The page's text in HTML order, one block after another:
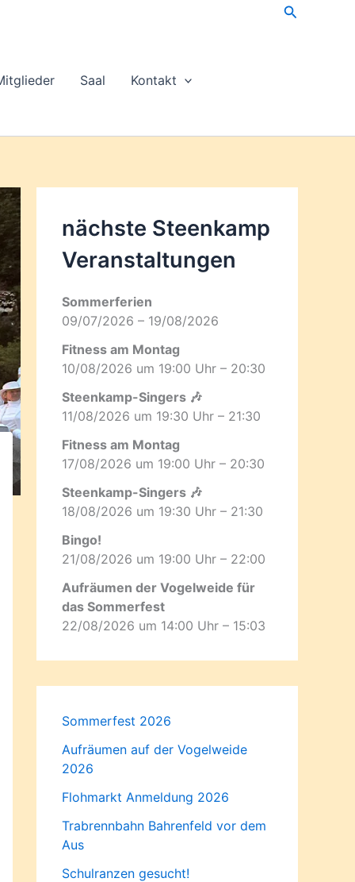
Suchen
Saal Kontakt
nächste Steenkamp
Veran­staltungen
Sommerferien
09/07/2026 – 19/08/2026
Fitness am Montag
10/08/2026 um 19:00 Uhr – 20:30
Steenkamp-Singers 🎶
11/08/2026 um 19:30 Uhr – 21:30
Fitness am Montag
17/08/2026 um 19:00 Uhr – 20:30
Steenkamp-Singers 🎶
18/08/2026 um 19:30 Uhr – 21:30
Bingo!
21/08/2026 um 19:00 Uhr – 22:00
Aufräumen der Vogelweide für
das Sommerfest
22/08/2026 um 14:00 Uhr – 15:03
Sommerfest 2026
Aufräumen auf der Vogelweide
2026
Flohmarkt Anmeldung 2026
Trabrennbahn Bahrenfeld vor dem
Aus
Schulranzen gesucht!